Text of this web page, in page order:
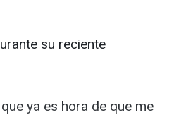
su reciente
ya es hora de que me